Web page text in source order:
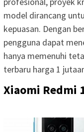
model dirancang
kepuasan. Dengan
pengguna dapat
hanya memenuhi
terbaru harga 1
Xiaomi Redmi